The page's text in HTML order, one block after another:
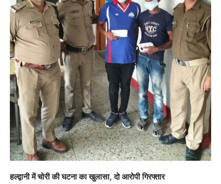
हल्द्वानी में चोरी की घटना का खुलासा, दो आरोपी गिरफ्तार